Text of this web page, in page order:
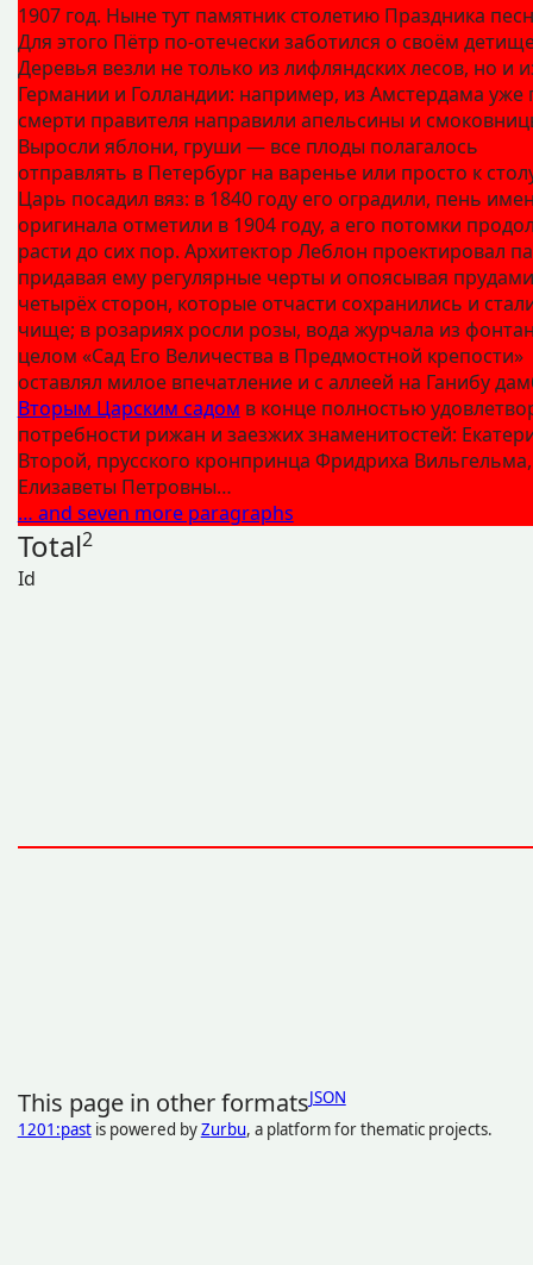
1907 год. Ныне тут памятник столетию Праздника
Для этого Пётр по‑отечески заботился о своём
Деревья везли не только из лифляндских лесов, но и
Германии и Голландии: например, из Амстердама уже
смерти правителя направили апельсины и
Выросли яблони, груши — все плоды полагалось
отправлять в Петербург на варенье или просто к
Царь посадил вяз: в 1840 году его оградили, пень
оригинала отметили в 1904 году, а его потомки
расти до сих пор. Архитектор Леблон проектировал
придавая ему регулярные черты и опоясывая
четырёх сторон, которые отчасти сохранились и
чище; в розариях росли розы, вода журчала из
целом «Сад Его Величества в Предмостной крепости»
оставлял милое впечатление и с аллеей на Ганибу
Вторым Царским садом в конце полностью
потребности рижан и заезжих знаменитостей:
Второй, прусского кронпринца Фридриха Вильгельма,
Елизаветы Петровны…
… and seven more paragraphs
Total2
Id
This page in other formatsJSON
1201:pastis powered byZurbu, a platform for thematic projects.